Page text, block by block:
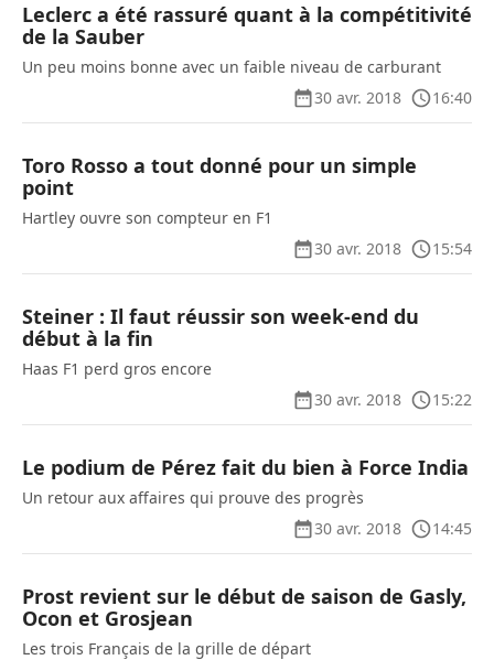
Leclerc a été rassuré quant à la compétitivité
de la Sauber
Un peu moins bonne avec un faible niveau de carburant
30 avr. 2018
16:40
Toro Rosso a tout donné pour un simple
point
Hartley ouvre son compteur en F1
30 avr. 2018
15:54
Steiner : Il faut réussir son week-end du
début à la fin
Haas F1 perd gros encore
30 avr. 2018
15:22
Le podium de Pérez fait du bien à Force India
Un retour aux affaires qui prouve des progrès
30 avr. 2018
14:45
Prost revient sur le début de saison de Gasly,
Ocon et Grosjean
Les trois Français de la grille de départ